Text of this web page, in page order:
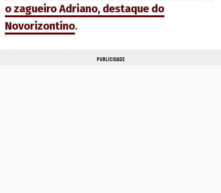
o zagueiro Adriano, destaque do
Novorizontino.
PUBLICIDADE